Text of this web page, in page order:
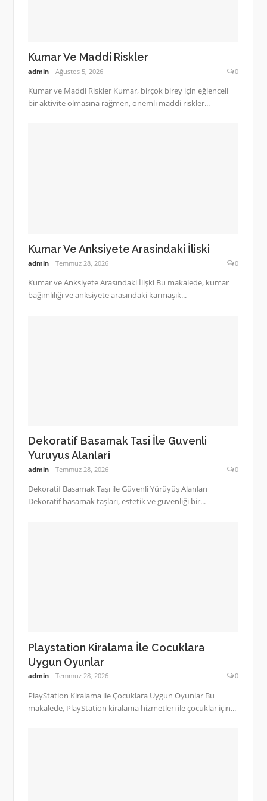
Kumar Ve Maddi Riskler
admin Ağustos 5, 2026 0
Kumar ve Maddi Riskler Kumar, birçok birey için eğlenceli
bir aktivite olmasına rağmen, önemli maddi riskler...
Kumar Ve Anksiyete Arasindaki İliski
admin Temmuz 28, 2026 0
Kumar ve Anksiyete Arasındaki İlişki Bu makalede, kumar
bağımlılığı ve anksiyete arasındaki karmaşık...
Dekoratif Basamak Tasi İle Guvenli
Yuruyus Alanlari
admin Temmuz 28, 2026 0
Dekoratif Basamak Taşı ile Güvenli Yürüyüş Alanları
Dekoratif basamak taşları, estetik ve güvenliği bir...
Playstation Kiralama İle Cocuklara
Uygun Oyunlar
admin Temmuz 28, 2026 0
PlayStation Kiralama ile Çocuklara Uygun Oyunlar Bu
makalede, PlayStation kiralama hizmetleri ile çocuklar için...